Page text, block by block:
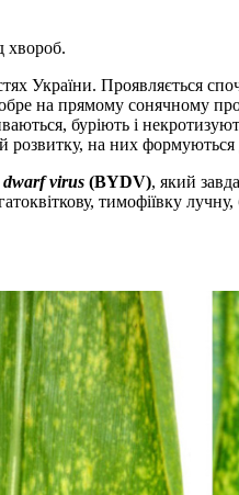
хвороб.
України. Проявляється
на прямому сонячному
буріють і
на них
dwarf virus (BYDV), який
тимофіївку